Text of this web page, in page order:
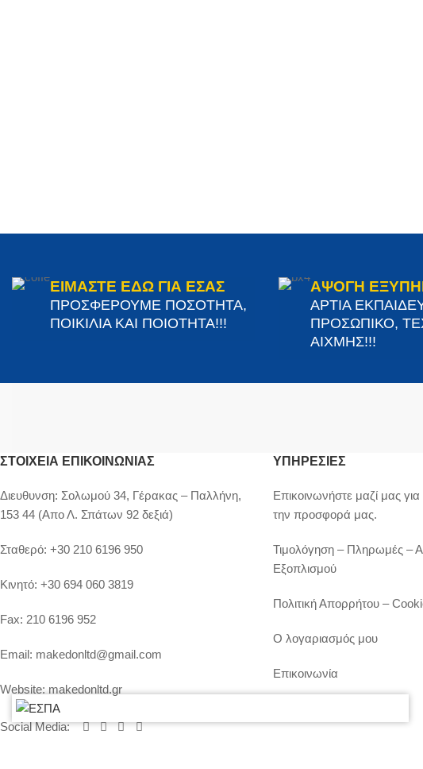
ΕΙΜΑΣΤΕ ΕΔΩ ΓΙΑ ΕΣΑΣ
ΠΡΟΣΦΕΡΟΥΜΕ ΠΟΣΟΤΗΤΑ,
ΠΟΙΚΙΛΙΑ ΚΑΙ ΠΟΙΟΤΗΤΑ!!!
ΑΨΟΓΗ
ΑΡΤΙΑ
ΠΡΟΣΩΠΙΚΟ,
ΑΙΧΜΗΣ!!!
ΣΤΟΙΧΕΊΑ ΕΠΙΚΟΙΝΩΝΊΑΣ
Διευθυνση: Σολωμού 34, Γέρακας – Παλλήνη,
153 44 (Απο Λ. Σπάτων 92 δεξιά)
Σταθερό: +30 210 6196 950
Κινητό: +30 694 060 3819
Fax: 210 6196 952
Email: makedonltd@gmail.com
Website: makedonltd.gr
Social Media:
ΥΠΗΡΕΣΙΕΣ
Επικοινωνήστε μαζί μας
την προσφορά μας.
Τιμολόγηση – Πληρωμές –
Εξοπλισμού
Πολιτική Απορρήτου –
Ο λογαριασμός μου
Επικοινωνία